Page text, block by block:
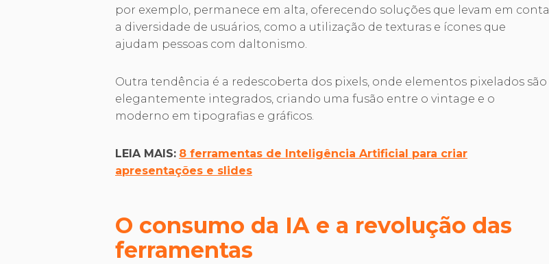
por exemplo, permanece em alta, oferecendo soluções que levam em conta
a diversidade de usuários, como a utilização de texturas e ícones que
ajudam pessoas com daltonismo.
Outra tendência é a redescoberta dos pixels, onde elementos pixelados são
elegantemente integrados, criando uma fusão entre o vintage e o
moderno em tipografias e gráficos.
LEIA MAIS: 8 ferramentas de Inteligência Artificial para criar
apresentações e slides
O consumo da IA e a revolução das
ferramentas